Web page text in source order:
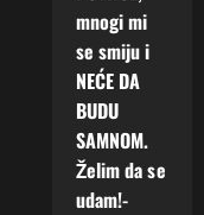
mnogi mi
se smiju i
NEĆE DA
BUDU
SAMNOM.
Želim da se
udam!-